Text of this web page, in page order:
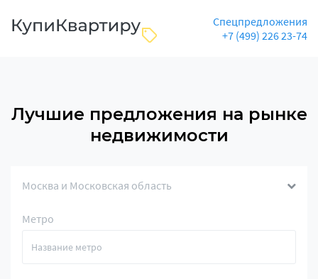
Спецпредложения
+7 (499) 226 23-74
Лучшие предложения на рынке
недвижимости
Москва и Московская область
Метро